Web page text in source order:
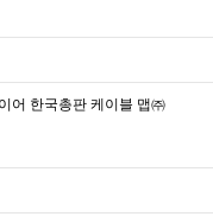
어 한국총판 케이블 맵㈜